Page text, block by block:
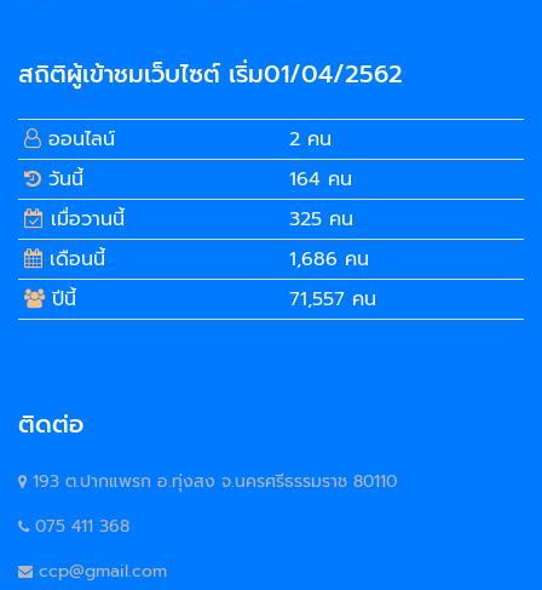
สถิติผู้เข้าชมเว็บไซต์ เริ่ม01/04/2562
ออนไลน์
2 คน
วันนี้
164 คน
เมื่อวานนี้
325 คน
เดือนนี้
1,686 คน
ปีนี้
71,557 คน
ติดต่อ
193 ต.ปากแพรก อ.ทุ่งสง จ.นครศรีธรรมราช 80110
075 411 368
ccp@gmail.com